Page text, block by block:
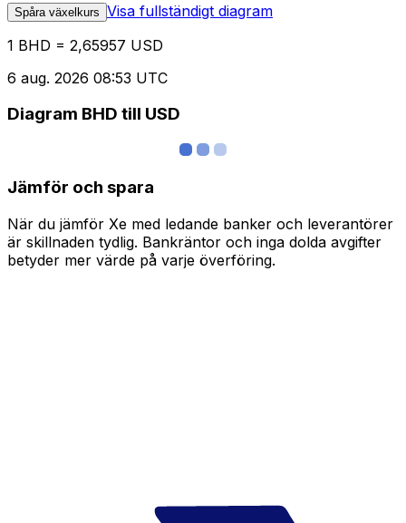
Spåra växelkurs Visa fullständigt diagram
1 BHD = 2,65957 USD
6 aug. 2026 08:53 UTC
Diagram BHD till USD
Jämför och spara
När du jämför Xe med ledande banker och leverantörer
är skillnaden tydlig. Bankräntor och inga dolda avgifter
betyder mer värde på varje överföring.